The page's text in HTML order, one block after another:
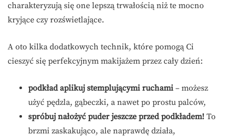
charakteryzują się one lepszą trwałością niż te mocno
kryjące czy rozświetlające.
A oto kilka dodatkowych technik, które pomogą Ci
cieszyć się perfekcyjnym makijażem przez cały dzień:
podkład aplikuj stemplującymi ruchami – możesz
użyć pędzla, gąbeczki, a nawet po prostu palców,
spróbuj nałożyć puder jeszcze przed podkładem! To
brzmi zaskakująco, ale naprawdę działa,